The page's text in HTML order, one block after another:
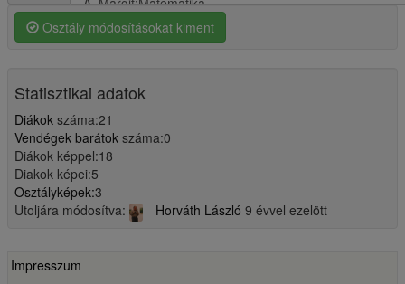
Osztály módosításokat kiment
Statisztikai adatok
Diákok száma:21
Vendégek barátok száma:0
Diákok képpel:18
Diakok képei:5
Osztályképek:3
Utoljára módosítva:
Horváth László 9 évvel ezelött
Impresszum